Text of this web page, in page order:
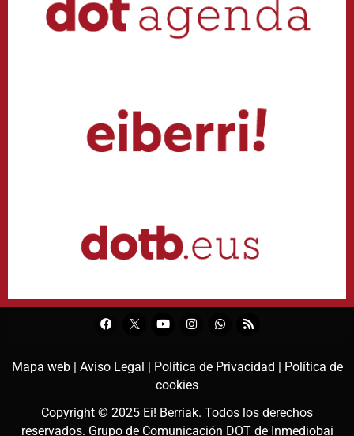
Mapa web | Aviso Legal | Política de Privacidad | Política de
cookies
Copyright © 2025 Ei! Berriak. Todos los derechos
reservados. Grupo de Comunicación DOT de Inmediobai